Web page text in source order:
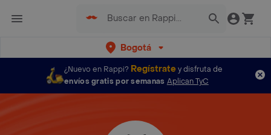
Bogotá
¿Nuevo en Rappi? Regístratey disfruta de
envíos gratis por semanas Aplican TyC